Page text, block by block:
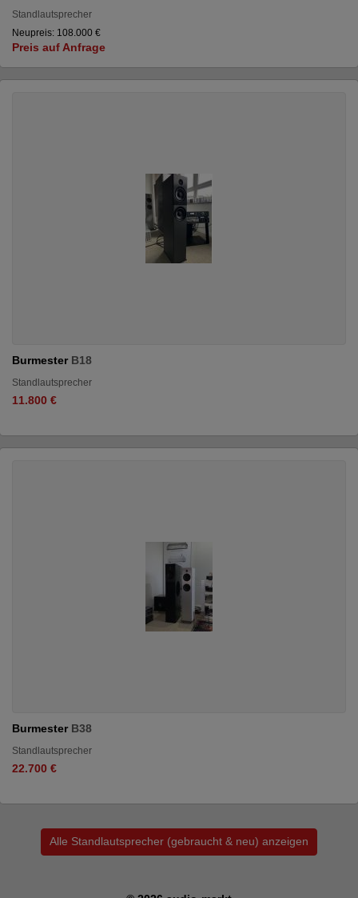
Standlautsprecher
Neupreis: 108.000 €
Preis auf Anfrage
Burmester B18
Standlautsprecher
11.800 €
Burmester B38
Standlautsprecher
22.700 €
Alle Standlautsprecher (gebraucht & neu) anzeigen